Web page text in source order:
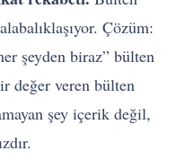
Çözüm:
şeyden biraz” bülten
değer veren bülten
şey içerik değil,